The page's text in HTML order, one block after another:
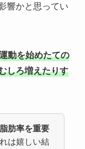
響かと思ってい
動を始めたての
しろ増えたりす
肪率を重要
は嬉しい結